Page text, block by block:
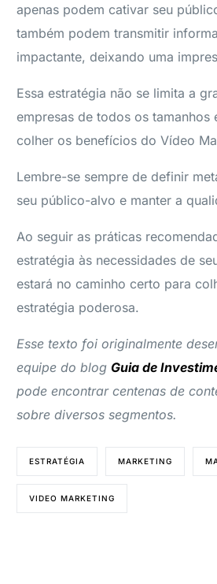
apenas podem cativar seu
também podem transmitir
impactante, deixando uma
Essa estratégia não se limita a
empresas de todos os tamanhos
colher os benefícios do Vídeo
Lembre-se sempre de definir
seu público-alvo e manter a
Ao seguir as práticas
estratégia às necessidades de
estará no caminho certo para
estratégia poderosa.
Esse texto foi originalmente
equipe do blog Guia de
pode encontrar centenas de
sobre diversos segmentos.
ESTRATÉGIA MARKETING
VIDEO MARKETING